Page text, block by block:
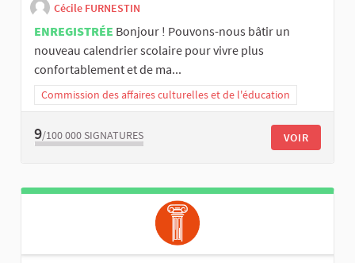
Cécile FURNESTIN
ENREGISTRÉE Bonjour ! Pouvons-nous bâtir un
nouveau calendrier scolaire pour vivre plus
confortablement et de ma...
Commission des affaires culturelles et de l'éducation
9/100 000 SIGNATURES VOIR